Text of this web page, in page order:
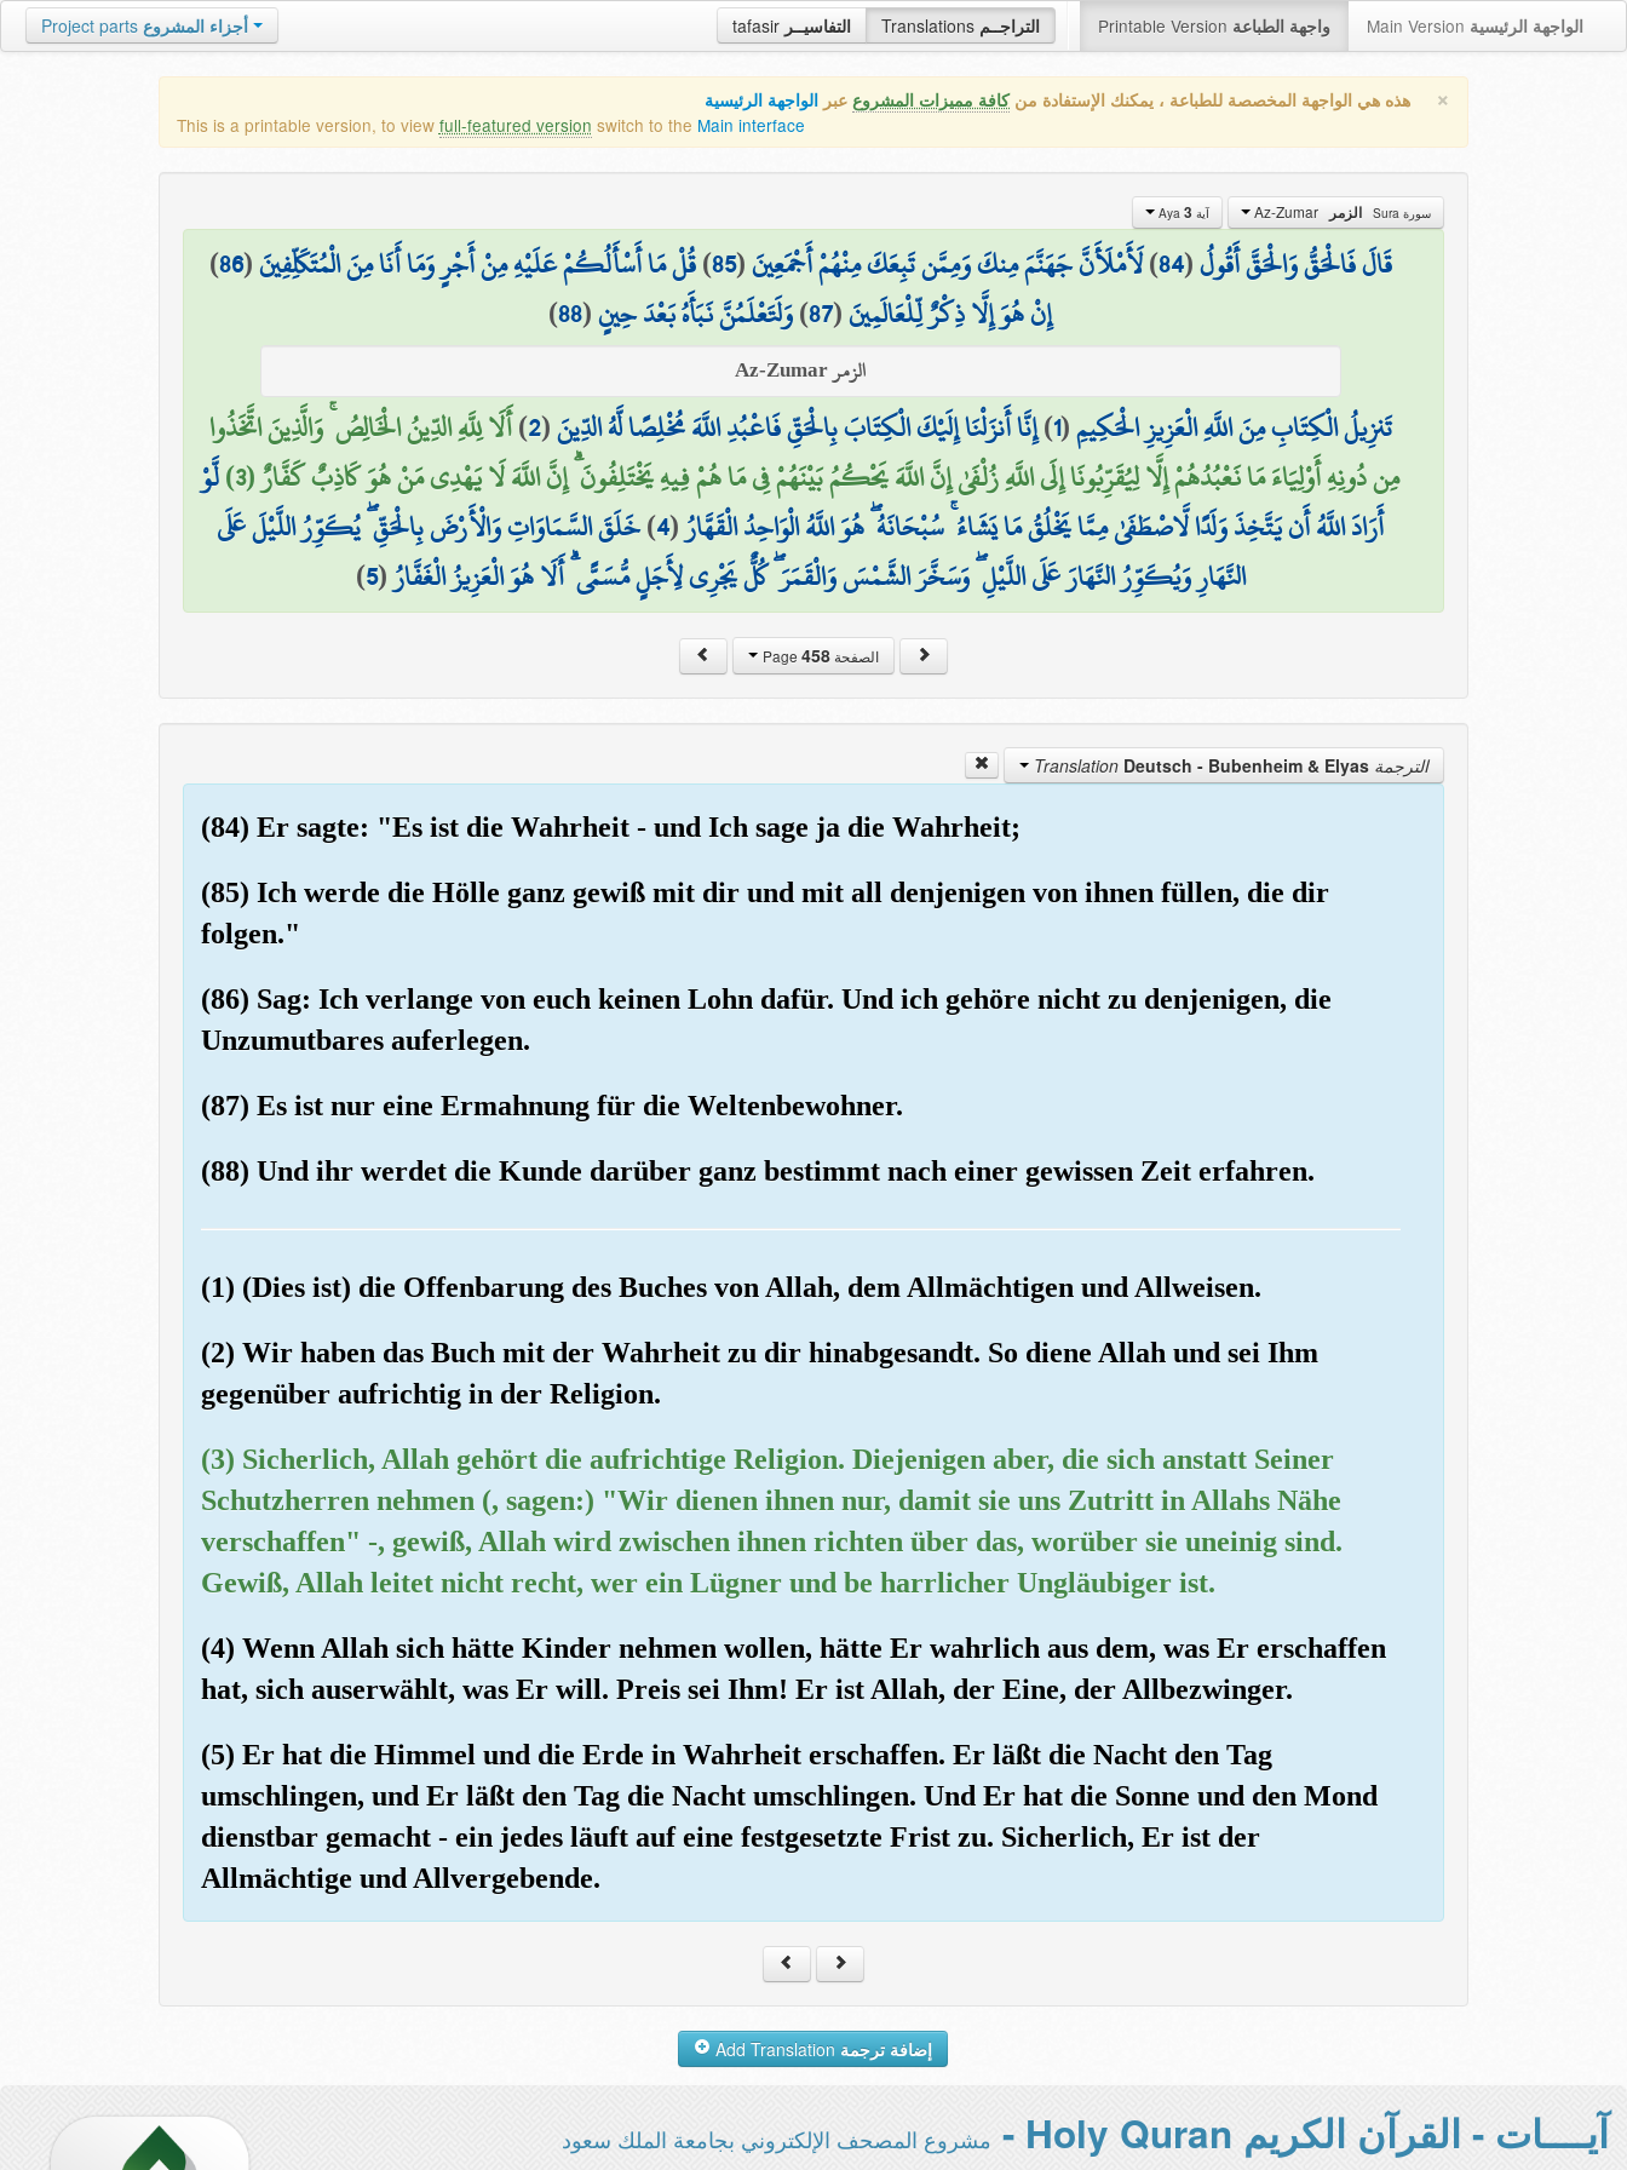
tafasir التفاسيــر Translations التراجــم Printable Version واجهة الطباعة Main Version الواجهة الرئيسية Project parts أجزاء المشروع
× هذه هي الواجهة المخصصة للطباعة ، يمكنك الإستفادة منكافة مميزات المشروع عبر الواجهة الرئيسية
This is a printable version, to view full-featured version switch to the Main interface
سورة Sura الزمر آية Aya 3
قَالَ فَالْحَقُّ وَالْحَقَّ أَقُولُ(
84
)لَأَمْلَأَنَّ جَهَنَّمَ مِنكَ وَمِمَّن تَبِعَكَ مِنْهُمْ أَجْمَعِينَ(
85
)قُلْ مَا أَسْأَلُكُمْ عَلَيْهِ مِنْ أَجْرٍ وَمَا أَنَا مِنَ الْمُتَكَلِّفِينَ(
86
)
إِنْ هُوَ إِلَّا ذِكْرٌ لِّلْعَالَمِينَ(
87
)وَلَتَعْلَمُنَّ نَبَأَهُ بَعْدَ حِينٍ(
88
)
الزمر Az-Zumar
تَنزِيلُ الْكِتَابِ مِنَ اللَّهِ الْعَزِيزِ الْحَكِيمِ(
1
)إِنَّا أَنزَلْنَا إِلَيْكَ الْكِتَابَ بِالْحَقِّ فَاعْبُدِ اللَّهَ مُخْلِصًا لَّهُ الدِّينَ(
2
)أَلَا لِلَّهِ الدِّينُ الْخَالِصُ ۚ وَالَّذِينَ اتَّخَذُوا
مِن دُونِهِ أَوْلِيَاءَ مَا نَعْبُدُهُمْ إِلَّا لِيُقَرِّبُونَا إِلَى اللَّهِ زُلْفَىٰ إِنَّ اللَّهَ يَحْكُمُ بَيْنَهُمْ فِي مَا هُمْ فِيهِ يَخْتَلِفُونَ ۗ إِنَّ اللَّهَ لَا يَهْدِي مَنْ هُوَ كَاذِبٌ كَفَّارٌ (3) لَّوْ
أَرَادَ اللَّهُ أَن يَتَّخِذَ وَلَدًا لَّاصْطَفَىٰ مِمَّا يَخْلُقُ مَا يَشَاءُ ۚ سُبْحَانَهُ ۖ هُوَ اللَّهُ الْوَاحِدُ الْقَهَّارُ(
4
)خَلَقَ السَّمَاوَاتِ وَالْأَرْضَ بِالْحَقِّ ۖ يُكَوِّرُ اللَّيْلَ عَلَى
النَّهَارِ وَيُكَوِّرُ النَّهَارَ عَلَى اللَّيْلِ ۖ وَسَخَّرَ الشَّمْسَ وَالْقَمَرَ ۖ كُلٌّ يَجْرِي لِأَجَلٍ مُّسَمًّى ۗ أَلَا هُوَ الْعَزِيزُ الْغَفَّارُ(
5
)
الصفحة Page458
الترجمة Translation Deutsch - Bubenheim & Elyas
(84) Er sagte: "Es ist die Wahrheit - und Ich sage ja die Wahrheit;
(85) Ich werde die Hölle ganz gewiß mit dir und mit all denjenigen von ihnen füllen, die dir
folgen."
(86) Sag: Ich verlange von euch keinen Lohn dafür. Und ich gehöre nicht zu denjenigen, die
Unzumutbares auferlegen.
(87) Es ist nur eine Ermahnung für die Weltenbewohner.
(88) Und ihr werdet die Kunde darüber ganz bestimmt nach einer gewissen Zeit erfahren.
(1) (Dies ist) die Offenbarung des Buches von Allah, dem Allmächtigen und Allweisen.
(2) Wir haben das Buch mit der Wahrheit zu dir hinabgesandt. So diene Allah und sei Ihm
gegenüber aufrichtig in der Religion.
(3) Sicherlich, Allah gehört die aufrichtige Religion. Diejenigen aber, die sich anstatt Seiner
Schutzherren nehmen (, sagen:) "Wir dienen ihnen nur, damit sie uns Zutritt in Allahs Nähe
verschaffen" -, gewiß, Allah wird zwischen ihnen richten über das, worüber sie uneinig sind.
Gewiß, Allah leitet nicht recht, wer ein Lügner und be harrlicher Ungläubiger ist.
(4) Wenn Allah sich hätte Kinder nehmen wollen, hätte Er wahrlich aus dem, was Er erschaffen
hat, sich auserwählt, was Er will. Preis sei Ihm! Er ist Allah, der Eine, der Allbezwinger.
(5) Er hat die Himmel und die Erde in Wahrheit erschaffen. Er läßt die Nacht den Tag
umschlingen, und Er läßt den Tag die Nacht umschlingen. Und Er hat die Sonne und den Mond
dienstbar gemacht - ein jedes läuft auf eine festgesetzte Frist zu. Sicherlich, Er ist der
Allmächtige und Allvergebende.
إضافة ترجمة
آيــــات - القرآن الكريم Holy Quran - مشروع المصحف الإلكتروني بجامعة الملك سعود